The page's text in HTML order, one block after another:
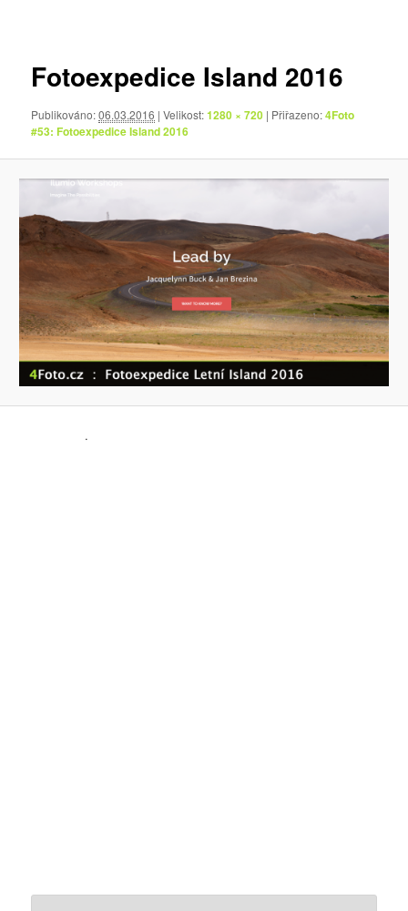
Fotoexpedice Island 2016
Publikováno:06.03.2016 | Velikost:1280 × 720 | Přiřazeno:4Foto
#53: Fotoexpedice Island 2016
.